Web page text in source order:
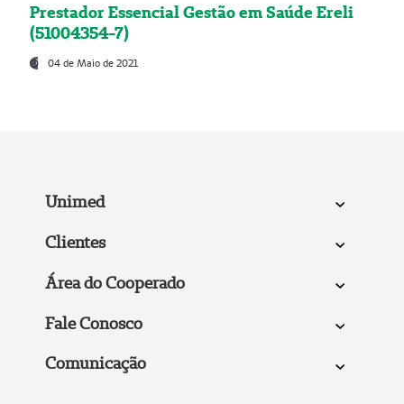
Prestador Essencial Gestão em Saúde Ereli
(51004354-7)
04 de Maio de 2021
Unimed
Clientes
Área do Cooperado
Fale Conosco
Comunicação